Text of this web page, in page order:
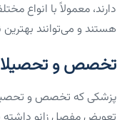
دارند، معمولاً با انواع
هستند و می‌توانند بهترین
تخصص و
پزشکی که تخصص و